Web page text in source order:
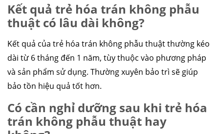
Kết quả trẻ hóa trán không phẫu
thuật có lâu dài không?
Kết quả của trẻ hóa trán không phẫu thuật thường kéo
dài từ 6 tháng đến 1 năm, tùy thuộc vào phương pháp
và sản phẩm sử dụng. Thường xuyên bảo trì sẽ giúp
bảo tồn hiệu quả tốt hơn.
Có cần nghỉ dưỡng sau khi trẻ hóa
trán không phẫu thuật hay